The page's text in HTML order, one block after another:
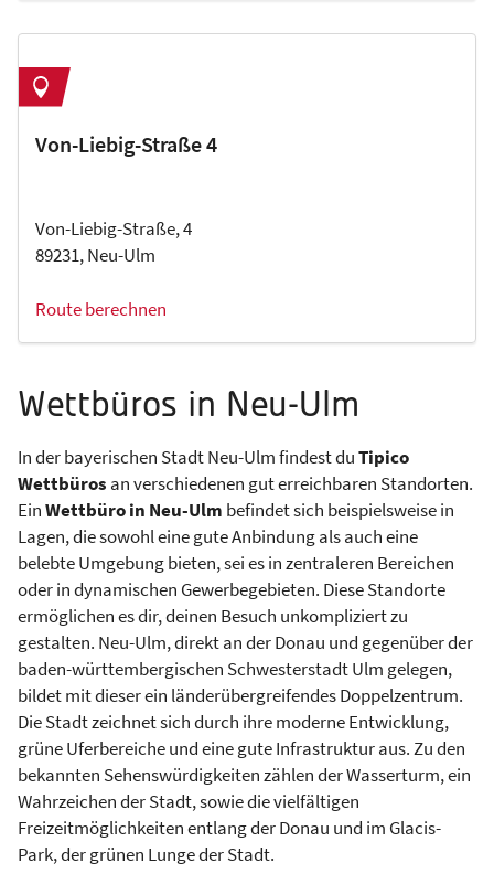
Von-Liebig-Straße 4
Von-Liebig-Straße, 4
89231, Neu-Ulm
Route berechnen
Wettbüros in Neu-Ulm
In der bayerischen Stadt Neu-Ulm findest duTipico
Wettbüros an verschiedenen gut erreichbaren Standorten.
EinWettbüro in Neu-Ulm befindet sich beispielsweise in
Lagen, die sowohl eine gute Anbindung als auch eine
belebte Umgebung bieten, sei es in zentraleren Bereichen
oder in dynamischen Gewerbegebieten. Diese Standorte
ermöglichen es dir, deinen Besuch unkompliziert zu
gestalten. Neu-Ulm, direkt an der Donau und gegenüber der
baden-württembergischen Schwesterstadt Ulm gelegen,
bildet mit dieser ein länderübergreifendes Doppelzentrum.
Die Stadt zeichnet sich durch ihre moderne Entwicklung,
grüne Uferbereiche und eine gute Infrastruktur aus. Zu den
bekannten Sehenswürdigkeiten zählen der Wasserturm, ein
Wahrzeichen der Stadt, sowie die vielfältigen
Freizeitmöglichkeiten entlang der Donau und im Glacis-
Park, der grünen Lunge der Stadt.